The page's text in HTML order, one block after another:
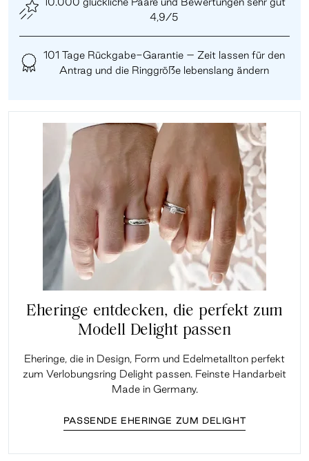
4,9/5
101 Tage Rückgabe-Garantie – Zeit lassen für den
Antrag und die Ringgröße lebenslang ändern
Eheringe entdecken, die perfekt zum
Modell Delight passen
Eheringe, die in Design, Form und Edelmetallton perfekt
zum Verlobungsring Delight passen. Feinste Handarbeit
Made in Germany.
PASSENDE EHERINGE ZUM DELIGHT